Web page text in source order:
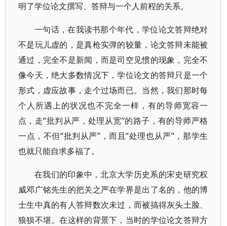
明了学位论文撰写、答辩与一个人前程的关系。
一句话，在我读书那个年代，学位论文答辩绝对
不是玩儿虚的，是真枪实弹的较量，论文答辩未能被
通过，完全不是新闻，而是司空见惯的现象，完全不
像今天，绝大多数情况下，学位论文的答辩只是一个
形式，虚应故事，走个过场而已。当然，我们那时每
个人所遇上的状况也不完全一样，有的导师宽容一
点，走“批判从严，处理从宽”的路子，有的导师严格
一点，不但“批判从严”，而且“处理也从严”，那学生
也就只能自求多福了。
在我们的印象中，北京大学历史系的宋史研究权
威邓广铭先生的把关之严在学界是出了名的，他的博
士生中真的有人答辩数次未过，而被搞得灰头土脸、
狼狈不堪。在这样的背景下，当时的学位论文答辩方